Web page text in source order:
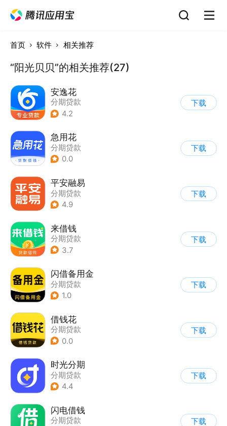
首页 软件 相关推荐
“阳光贝贝”的相关推荐(27)
安逸花
分期贷款
4.2
下载
急用花
分期贷款
0.0
下载
平安融易
分期贷款
4.9
下载
来借钱
分期贷款
3.7
下载
闪借备用金
分期贷款
1.0
下载
借钱花
分期贷款
0.0
下载
时光分期
分期贷款
4.4
下载
闪电借钱
分期贷款
下载